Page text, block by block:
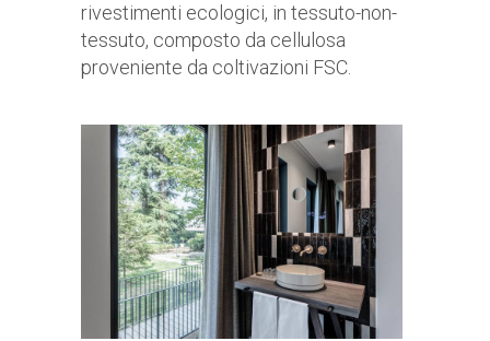
rivestimenti ecologici, in tessuto-non-
tessuto, composto da cellulosa
proveniente da coltivazioni FSC.